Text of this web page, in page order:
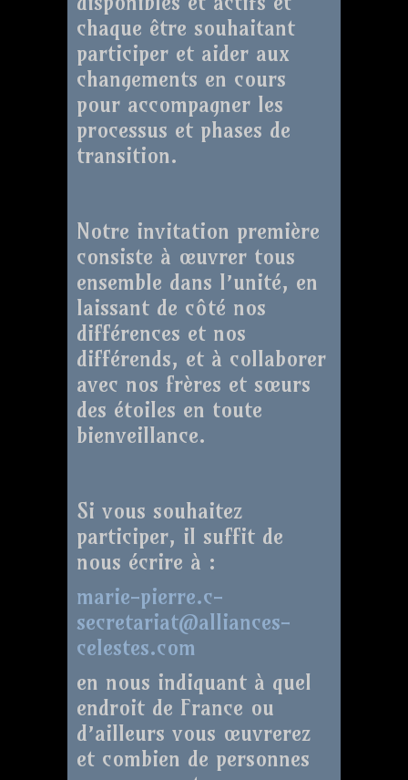
chaque être souhaitant
participer et aider aux
changements en cours
pour accompagner les
processus et phases de
transition.
Notre invitation première
consiste à œuvrer tous
ensemble dans l’unité, en
laissant de côté nos
différences et nos
différends, et à collaborer
avec nos frères et sœurs
des étoiles en toute
bienveillance.
Si vous souhaitez
participer, il suffit de
nous écrire à :
marie-pierre.c-
secretariat@alliances-
celestes.com
en nous indiquant à quel
endroit de France ou
d’ailleurs vous œuvrerez
et combien de personnes